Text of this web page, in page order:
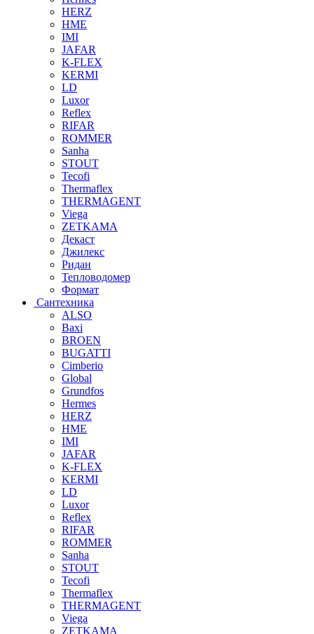
HERZ
HME
IMI
JAFAR
K-FLEX
KERMI
LD
Luxor
Reflex
RIFAR
ROMMER
Sanha
STOUT
Tecofi
Thermaflex
THERMAGENT
Viega
ZETKAMA
Декаст
Джилекс
Ридан
Тепловодомер
Формат
Сантехника
ALSO
Baxi
BROEN
BUGATTI
Cimberio
Global
Grundfos
Hermes
HERZ
HME
IMI
JAFAR
K-FLEX
KERMI
LD
Luxor
Reflex
RIFAR
ROMMER
Sanha
STOUT
Tecofi
Thermaflex
THERMAGENT
Viega
ZETKAMA